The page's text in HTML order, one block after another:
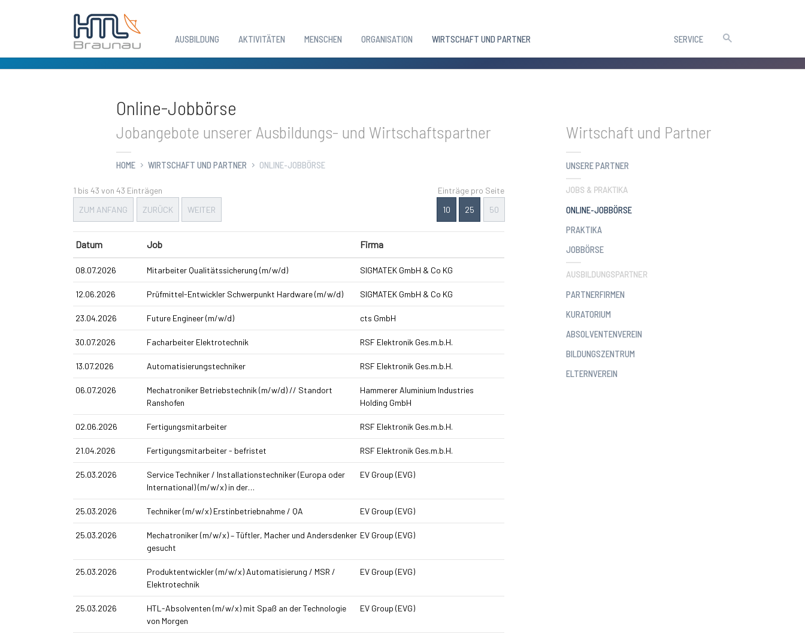
AUSBILDUNG AKTIVITÄTEN MENSCHEN ORGANISATION WIRTSCHAFT UND PARTNER SERVICE
Online-Jobbörse
Jobangebote unserer Ausbildungs- und Wirtschaftspartner
HOME WIRTSCHAFT UND PARTNER ONLINE-JOBBÖRSE
1 bis 43 von 43 Einträgen
ZUM ANFANG
ZURÜCK WEITER
Einträge pro Seite
10
25 50
Datum Job Firma
08.07.2026 Mitarbeiter Qualitätssicherung (m/w/d) SIGMATEK GmbH & Co KG
12.06.2026 Prüfmittel-Entwickler Schwerpunkt Hardware (m/w/d) SIGMATEK GmbH & Co KG
23.04.2026 Future Engineer (m/w/d) cts GmbH
30.07.2026 Facharbeiter Elektrotechnik RSF Elektronik Ges.m.b.H.
13.07.2026 Automatisierungstechniker RSF Elektronik Ges.m.b.H.
06.07.2026
Mechatroniker Betriebstechnik (m/w/d) // Standort
Ranshofen
Hammerer Aluminium Industries
Holding GmbH
02.06.2026 Fertigungsmitarbeiter RSF Elektronik Ges.m.b.H.
21.04.2026 Fertigungsmitarbeiter - befristet RSF Elektronik Ges.m.b.H.
25.03.2026
Service Techniker / Installations­techniker (Europa oder
International) (m/w/x) in der…
EV Group (EVG)
25.03.2026 Techniker (m/w/x) Erst­inbetriebnahme / QA EV Group (EVG)
25.03.2026
Mechatroniker (m/w/x) – Tüftler, Macher und Andersdenker
gesucht
EV Group (EVG)
25.03.2026
Produkt­entwickler (m/w/x) Automatisierung / MSR /
Elektrotechnik
EV Group (EVG)
25.03.2026
HTL-Absolventen (m/w/x) mit Spaß an der Technologie
von Morgen
EV Group (EVG)
Wirtschaft und Partner
UNSERE PARTNER
JOBS & PRAKTIKA
ONLINE-JOBBÖRSE(CURRENT)
PRAKTIKA
JOBBÖRSE
AUSBILDUNGSPARTNER
PARTNERFIRMEN
KURATORIUM
ABSOLVENTENVEREIN
BILDUNGSZENTRUM
ELTERNVEREIN